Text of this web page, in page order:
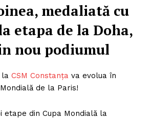
medaliată cu
etapa de la Doha,
nou podiumul
la CSM Constanța va evolua în
de la Paris!
etape din Cupa Mondială la